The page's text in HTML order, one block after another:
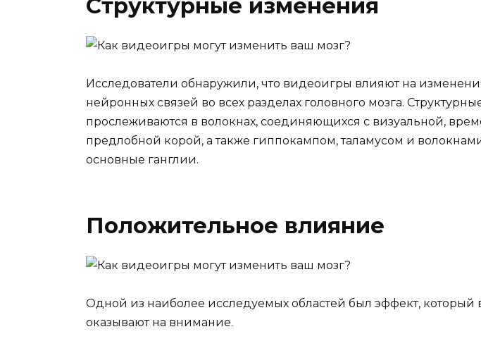
Структурные изменения
Исследователи обнаружили, что видеоигры влияют на
нейронных связей во всех разделах головного мозга.
прослеживаются в волокнах, соединяющихся с визуальной,
предлобной корой, а также гиппокампом, таламусом и
основные ганглии.
Положительное влияние
Одной из наиболее исследуемых областей был эффект, который
оказывают на внимание.